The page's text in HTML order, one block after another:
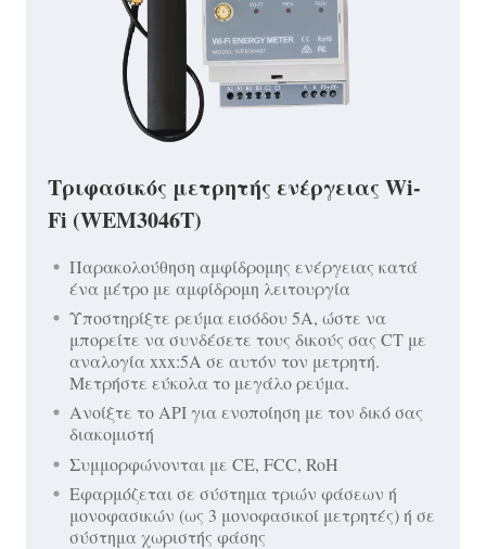
Τριφασικός μετρητής ενέργειας Wi-
Fi (WEM3046T)
Παρακολούθηση αμφίδρομης ενέργειας κατά
ένα μέτρο με αμφίδρομη λειτουργία
Υποστηρίξτε ρεύμα εισόδου 5A, ώστε να
μπορείτε να συνδέσετε τους δικούς σας CT με
αναλογία xxx:5A σε αυτόν τον μετρητή.
Μετρήστε εύκολα το μεγάλο ρεύμα.
Ανοίξτε το API για ενοποίηση με τον δικό σας
διακομιστή
Συμμορφώνονται με CE, FCC, RoH
Εφαρμόζεται σε σύστημα τριών φάσεων ή
μονοφασικών (ως 3 μονοφασικοί μετρητές) ή σε
σύστημα χωριστής φάσης